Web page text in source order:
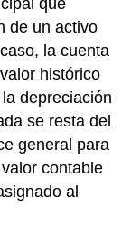
que
de un activo
la cuenta
histórico
depreciación
se resta del
general para
contable
al